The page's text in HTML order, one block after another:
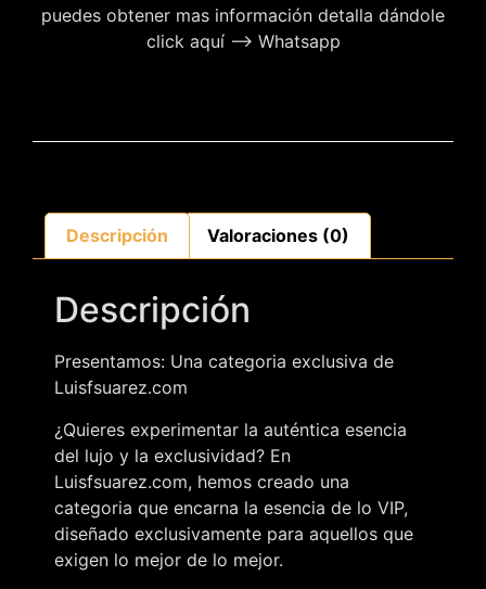
puedes obtener mas información detalla dándole
click aquí –> Whatsapp
Descripción Valoraciones (0)
Descripción
Presentamos: Una categoria exclusiva de
Luisfsuarez.com
¿Quieres experimentar la auténtica esencia
del lujo y la exclusividad? En
Luisfsuarez.com, hemos creado una
categoria que encarna la esencia de lo VIP,
diseñado exclusivamente para aquellos que
exigen lo mejor de lo mejor.